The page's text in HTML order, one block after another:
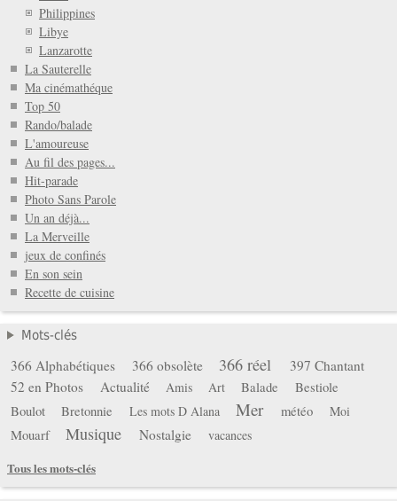
Philippines
Libye
Lanzarotte
La Sauterelle
Ma cinémathéque
Top 50
Rando/balade
L'amoureuse
Au fil des pages...
Hit-parade
Photo Sans Parole
Un an déjà...
La Merveille
jeux de confinés
En son sein
Recette de cuisine
Mots-clés
366 Alphabétiques 366 obsolète 366 réel
397 Chantant
52 en Photos
Actualité Amis Art Balade
Bestiole
Boulot
Bretonnie Les mots D Alana Mer météo Moi
Mouarf Musique Nostalgie
vacances
Tous les mots-clés